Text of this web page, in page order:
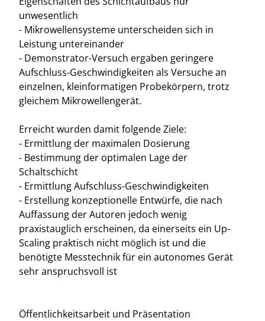
unwesentlich
- Mikrowellensysteme unterscheiden sich in
Leistung untereinander
- Demonstrator-Versuch ergaben geringere
Aufschluss-Geschwindigkeiten als Versuche an
einzelnen, kleinformatigen Probekörpern, trotz
gleichem Mikrowellengerät.
Erreicht wurden damit folgende Ziele:
- Ermittlung der maximalen Dosierung
- Bestimmung der optimalen Lage der
Schaltschicht
- Ermittlung Aufschluss-Geschwindigkeiten
- Erstellung konzeptionelle Entwürfe, die nach
Auffassung der Autoren jedoch wenig
praxistauglich erscheinen, da einerseits ein Up-
Scaling praktisch nicht möglich ist und die
benötigte Messtechnik für ein autonomes Gerät
sehr anspruchsvoll ist
Öffentlichkeitsarbeit und Präsentation